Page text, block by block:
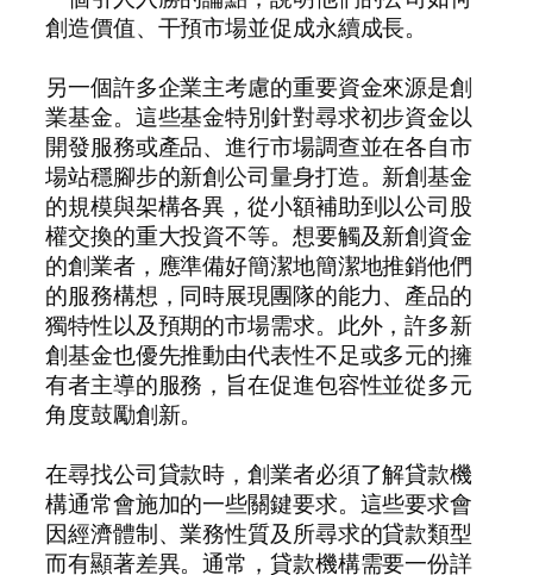
創造價值、干預市場並促成永續成長。
另一個許多企業主考慮的重要資金來源是創
業基金。這些基金特別針對尋求初步資金以
開發服務或產品、進行市場調查並在各自市
場站穩腳步的新創公司量身打造。新創基金
的規模與架構各異，從小額補助到以公司股
權交換的重大投資不等。想要觸及新創資金
的創業者，應準備好簡潔地簡潔地推銷他們
的服務構想，同時展現團隊的能力、產品的
獨特性以及預期的市場需求。此外，許多新
創基金也優先推動由代表性不足或多元的擁
有者主導的服務，旨在促進包容性並從多元
角度鼓勵創新。
在尋找公司貸款時，創業者必須了解貸款機
構通常會施加的一些關鍵要求。這些要求會
因經濟體制、業務性質及所尋求的貸款類型
而有顯著差異。通常，貸款機構需要一份詳